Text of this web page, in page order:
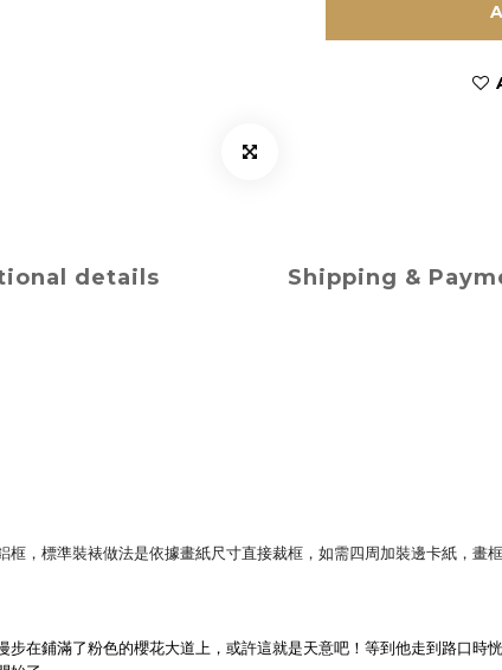
details Shipping &
，標準裝裱做法是依據畫紙尺寸直接裁框，如需四周加裝邊卡紙，畫
在鋪滿了粉色的櫻花大道上，或許這就是天意吧！等到他走到路口時